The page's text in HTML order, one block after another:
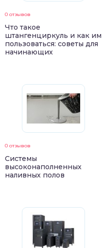
0 отзывов
Что такое
штангенциркуль и как им
пользоваться: советы для
начинающих
0 отзывов
Системы
высоконаполненных
наливных полов